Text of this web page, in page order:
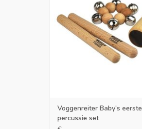
Voggenreiter Baby's eerste
percussie set